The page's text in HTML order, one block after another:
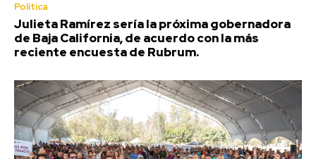
Política
Julieta Ramírez sería la próxima gobernadora
de Baja California, de acuerdo con la más
reciente encuesta de Rubrum.